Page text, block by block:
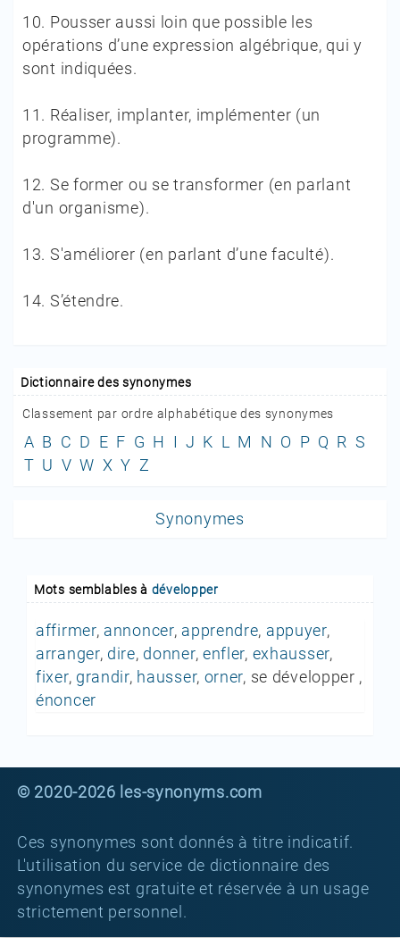
10. Pousser aussi loin que possible les
opérations d’une expression algébrique, qui y
sont indiquées.
11. Réaliser, implanter, implémenter (un
programme).
12. Se former ou se transformer (en parlant
d'un organisme).
13. S'améliorer (en parlant d’une faculté).
14. S’étendre.
Dictionnaire des synonymes
Classement par ordre alphabétique des synonymes
A B C D E F G H I J K L M N O P Q R S
T U V W X Y Z
Synonymes
Mots semblables à développer
affirmer, annoncer, apprendre, appuyer,
arranger, dire, donner, enfler, exhausser,
fixer, grandir, hausser, orner, se développer ,
énoncer
© 2020-2026 les-synonyms.com
Ces synonymes sont donnés à titre indicatif.
L'utilisation du service de dictionnaire des
synonymes est gratuite et réservée à un usage
strictement personnel.